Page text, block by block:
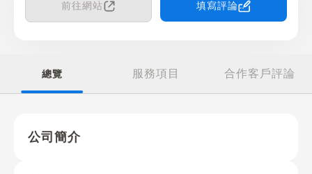
前往網站 填寫評論
總覽 服務項目 合作客戶評論
公司簡介